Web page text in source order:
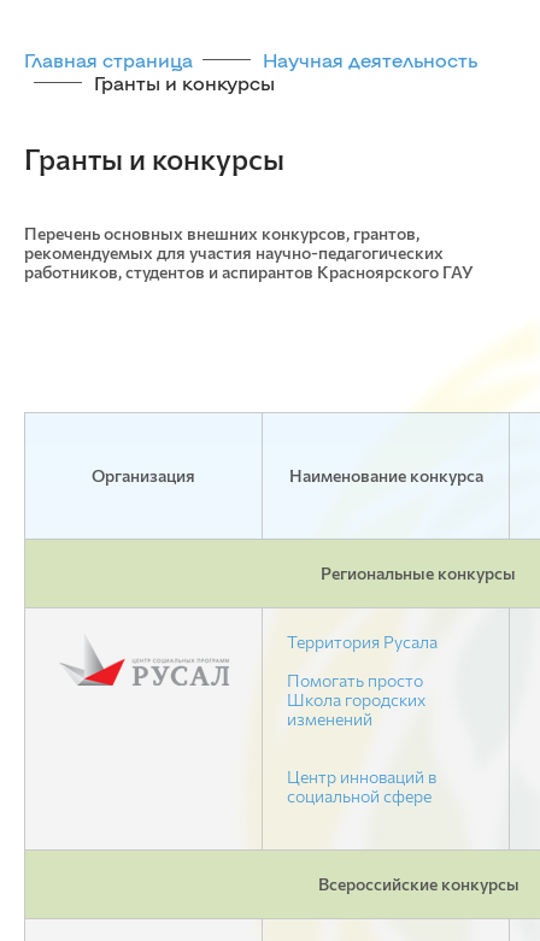
Главная страница
Научная деятельность
Гранты и конкурсы
Гранты и конкурсы
Перечень основных внешних конкурсов, грантов,
рекомендуемых для участия научно-педагогических
работников, студентов и аспирантов Красноярского ГАУ
Организация Наименование конкурса
Региональные конкурсы
Территория Русала
Помогать просто
Школа городских
изменений
Центр инноваций в
социальной сфере
Всероссийские конкурсы